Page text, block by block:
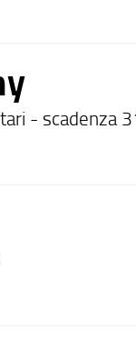
- scadenza